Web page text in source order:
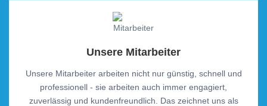
Unsere Mitarbeiter
Unsere Mitarbeiter arbeiten nicht nur günstig, schnell und
professionell - sie arbeiten auch immer engagiert,
zuverlässig und kundenfreundlich. Das zeichnet uns als